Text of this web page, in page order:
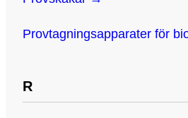
Provtagningsapparater för
R